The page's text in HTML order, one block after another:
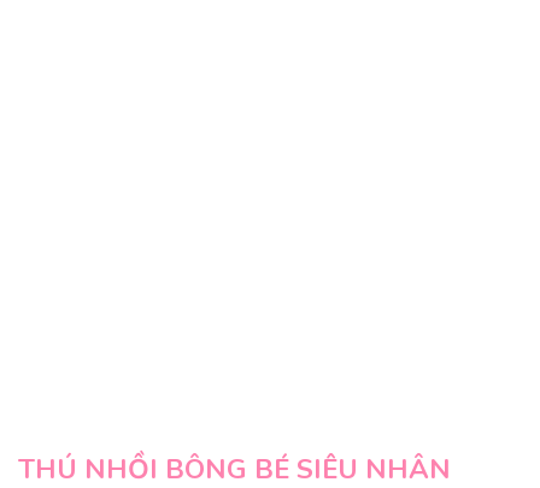
THÚ NHỒI BÔNG BÉ SIÊU NHÂN